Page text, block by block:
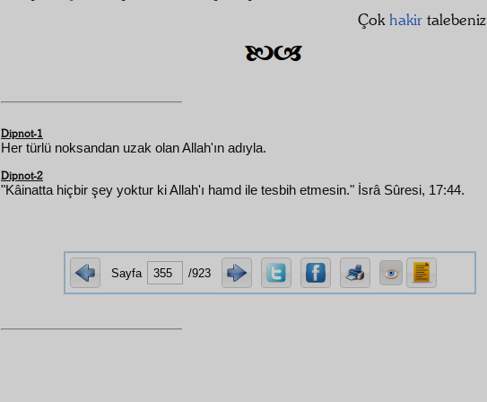
Çok hakir talebeniz
Dipnot-1
Her türlü noksandan uzak olan Allah'ın adıyla.
Dipnot-2
"Kâinatta hiçbir şey yoktur ki Allah'ı hamd ile tesbih etmesin." İsrâ Sûresi, 17:44.
Sayfa /923